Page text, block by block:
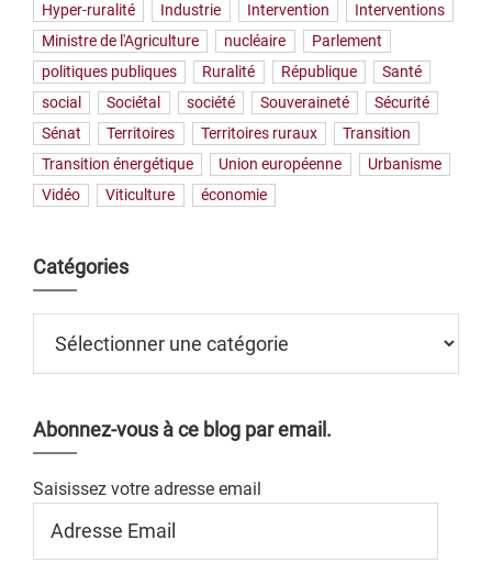
Hyper-ruralité
Industrie Intervention
Interventions
Ministre de l'Agriculture
nucléaire
Parlement
politiques publiques
Ruralité République
Santé
social
Sociétal société Souveraineté
Sécurité
Sénat
Territoires Territoires ruraux
Transition
Transition énergétique
Union européenne
Urbanisme
Vidéo
Viticulture économie
Catégories
Abonnez-vous à ce blog par email.
Saisissez votre adresse email
Email